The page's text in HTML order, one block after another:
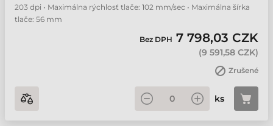
203 dpi • Maximálna rýchlosť tlače: 102 mm/sec • Maximálna šírka
tlače: 56 mm
Bez DPH 7 798,03 CZK
(9 591,58 CZK)
Zrušené
ks